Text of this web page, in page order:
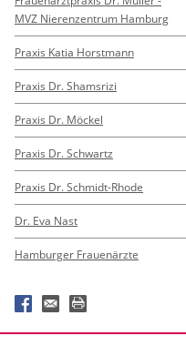
MVZ Nierenzentrum Hamburg
Praxis Katia Horstmann
Praxis Dr. Shamsrizi
Praxis Dr. Möckel
Praxis Dr. Schwartz
Praxis Dr. Schmidt-Rhode
Dr. Eva Nast
Hamburger Frauenärzte